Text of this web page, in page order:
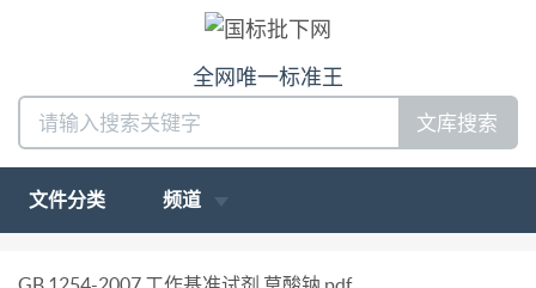
全网唯一标准王
文库搜索
文件分类 频道